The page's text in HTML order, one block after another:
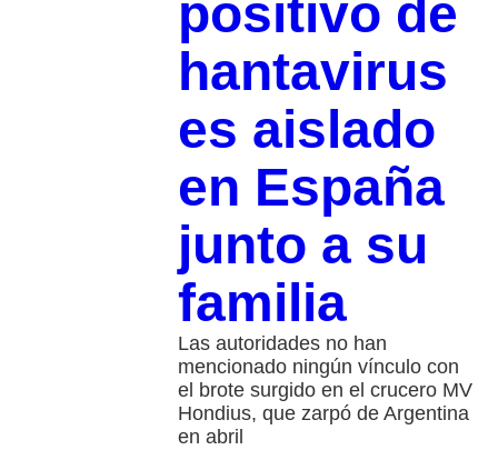
positivo de
hantavirus
es aislado
en España
junto a su
familia
Las autoridades no han
mencionado ningún vínculo con
el brote surgido en el crucero MV
Hondius, que zarpó de Argentina
en abril